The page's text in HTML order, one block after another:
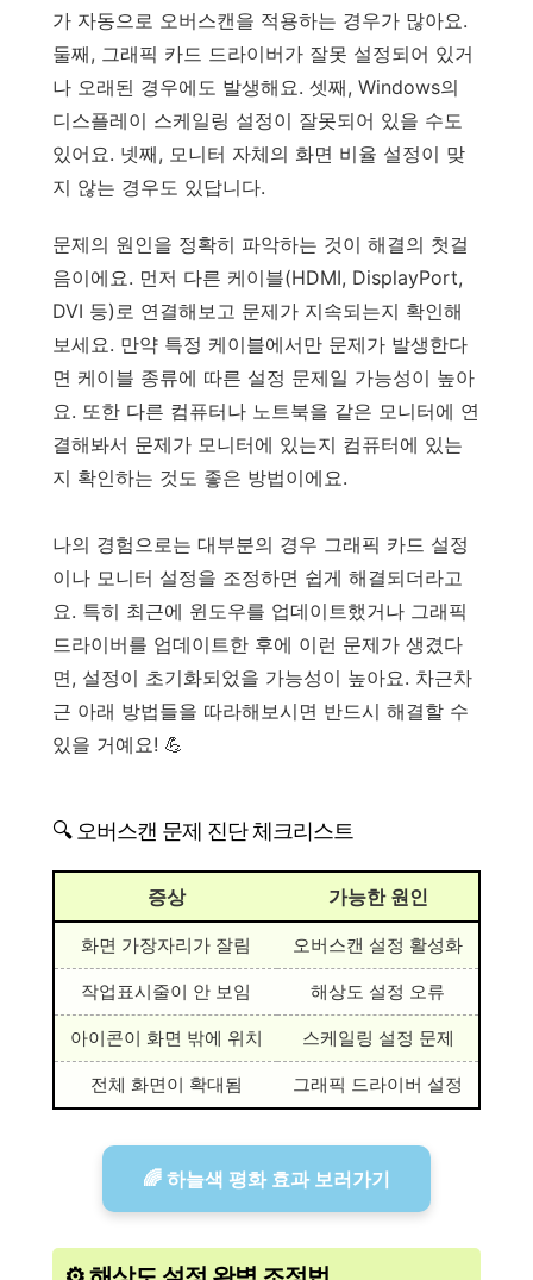
가 자동으로 오버스캔을 적용하는 경우가 많아요.
둘째, 그래픽 카드 드라이버가 잘못 설정되어 있거
나 오래된 경우에도 발생해요. 셋째, Windows의
디스플레이 스케일링 설정이 잘못되어 있을 수도
있어요. 넷째, 모니터 자체의 화면 비율 설정이 맞
지 않는 경우도 있답니다.
문제의 원인을 정확히 파악하는 것이 해결의 첫걸
음이에요. 먼저 다른 케이블(HDMI, DisplayPort,
DVI 등)로 연결해보고 문제가 지속되는지 확인해
보세요. 만약 특정 케이블에서만 문제가 발생한다
면 케이블 종류에 따른 설정 문제일 가능성이 높아
요. 또한 다른 컴퓨터나 노트북을 같은 모니터에 연
결해봐서 문제가 모니터에 있는지 컴퓨터에 있는
지 확인하는 것도 좋은 방법이에요.
나의 경험으로는 대부분의 경우 그래픽 카드 설정
이나 모니터 설정을 조정하면 쉽게 해결되더라고
요. 특히 최근에 윈도우를 업데이트했거나 그래픽
드라이버를 업데이트한 후에 이런 문제가 생겼다
면, 설정이 초기화되었을 가능성이 높아요. 차근차
근 아래 방법들을 따라해보시면 반드시 해결할 수
있을 거예요! 💪
🔍 오버스캔 문제 진단 체크리스트
증상 가능한 원인
화면 가장자리가 잘림 오버스캔 설정 활성화
작업표시줄이 안 보임 해상도 설정 오류
아이콘이 화면 밖에 위치 스케일링 설정 문제
전체 화면이 확대됨 그래픽 드라이버 설정
🌈 하늘색 평화 효과 보러가기